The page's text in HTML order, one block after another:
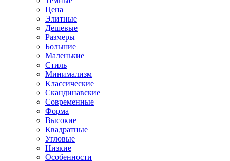
Цена
Элитные
Дешевые
Размеры
Большие
Маленькие
Стиль
Минимализм
Классические
Скандинавские
Современные
Форма
Высокие
Квадратные
Угловые
Низкие
Особенности